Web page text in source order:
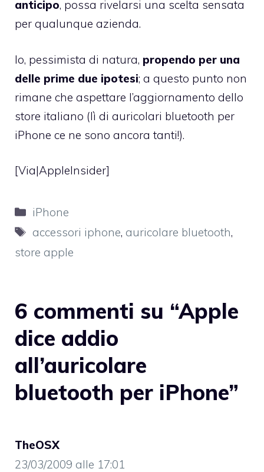
anticipo, possa rivelarsi una scelta sensata
per qualunque azienda.
Io, pessimista di natura, propendo per una
delle prime due ipotesi; a questo punto non
rimane che aspettare l’aggiornamento dello
store italiano (lì di auricolari bluetooth per
iPhone ce ne sono ancora tanti!).
[Via|AppleInsider]
Categorie
iPhone
Tag
accessori iphone, auricolare bluetooth,
store apple
6 commenti su “Apple
dice addio
all’auricolare
bluetooth per iPhone”
TheOSX
23/03/2009 alle 17:01